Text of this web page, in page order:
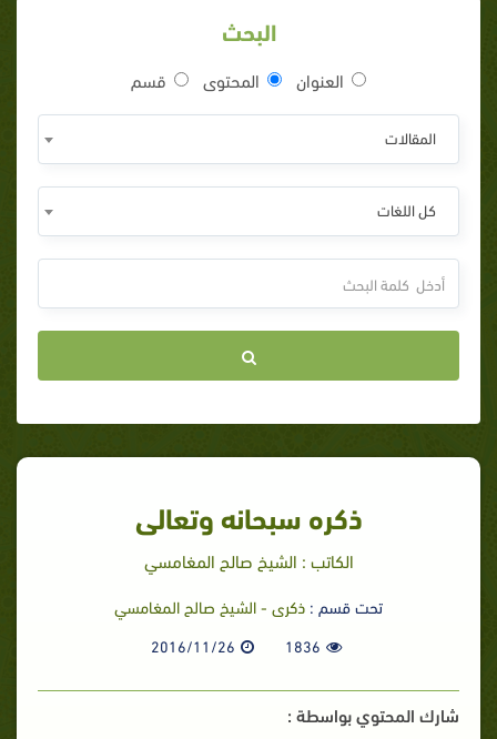
البحث
العنوان المحتوى قسم
المقالات
كل اللغات
ذكره سبحانه وتعالى
الكاتب : الشيخ صالح المغامسي
تحت قسم : ذكرى - الشيخ صالح المغامسي
1836
2016/11/26
شارك المحتوي بواسطة :